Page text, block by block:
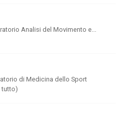
Analisi del Movimento e...
di Medicina dello Sport
tutto)